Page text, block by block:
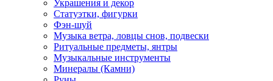
Украшения и декор
Статуэтки, фигурки
Фэн-шуй
Музыка ветра, ловцы снов, подвески
Ритуальные предметы, янтры
Музыкальные инструменты
Минералы (Камни)